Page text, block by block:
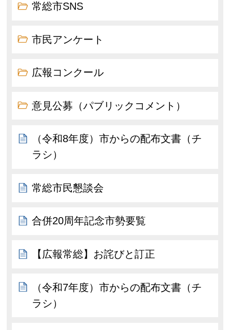
常総市SNS
市民アンケート
広報コンクール
意見公募（パブリックコメント）
（令和8年度）市からの配布文書（チ
ラシ）
常総市民懇談会
合併20周年記念市勢要覧
【広報常総】お詫びと訂正
（令和7年度）市からの配布文書（チ
ラシ）